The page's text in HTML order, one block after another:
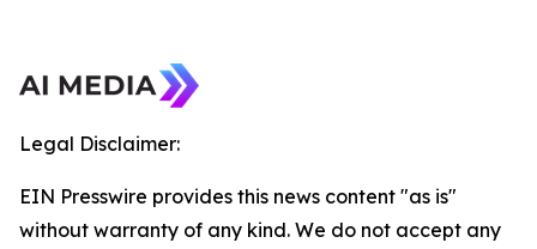
Legal Disclaimer:
EIN Presswire provides this news content "as is"
without warranty of any kind. We do not accept any